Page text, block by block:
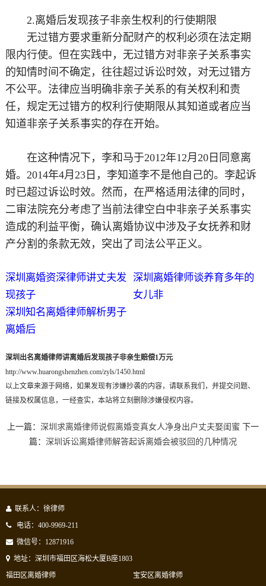
2.离婚后发现孩子非亲生权利的行使期限
无过错方要求重新分配财产的权利必须在法定期
限内行使。但在实践中，无过错方对非亲子关系事实
的知情时间不确定，往往超过诉讼时效，对无过错方
不公平。法律应当明确非亲子关系的有关权利和责
任，规定无过错方的权利行使期限从其知道或者应当
知道非亲子关系事实的存在开始。
在这种情况下，李和马于2012年12月20日同意离
婚。2014年4月23日，李知道李不是他自己的。李起诉
时已超过诉讼时效。然而，在严格适用法律的同时，
二审法院充分考虑了当前法律空白中非亲子关系事实
造成的利益平衡，确认离婚协议中涉及子女抚养和财
产分割的条款无效，突出了司法公平正义。
深圳离婚资深律师讲丈夫发
现孩子
深圳离婚律师谈养育多年的
女儿非
深圳知名离婚律师解析男子
离婚后
深圳出名离婚律师讲离婚后发现孩子非亲生赔偿1万元
http://www.huarongshenzhen.com/zyls/1450.html
以上文章来源于网络，如果发现有涉嫌抄袭的内容，请联系我们，并提交问题、
链接及权属信息，一经查实，本站将立刻删除涉嫌侵权内容。
上一篇： 深圳求离婚律师说假离婚变真女人净身出户丈夫娶闺蜜 下一
篇： 深圳诉讼离婚律师解答起诉离婚会被驳回的几种情况
联系人：徐律师
电话：400-9969-211
微信号：12871916
地址：深圳市福田区海松大厦B座1803
福田区离婚律师
宝安区离婚律师